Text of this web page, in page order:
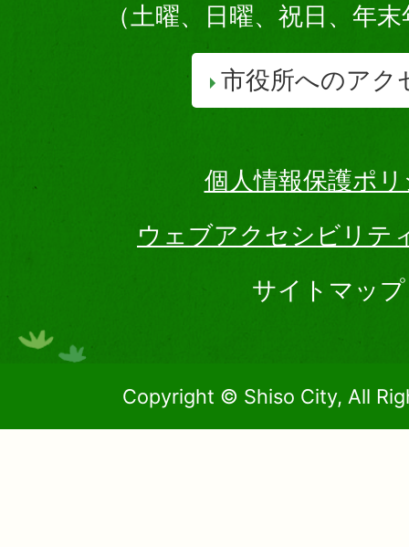
（土曜、日曜、祝日、年
市役所へのアク
個人情報保護ポ
ウェブアクセシビリテ
サイトマップ
Copyright © Shiso City, All